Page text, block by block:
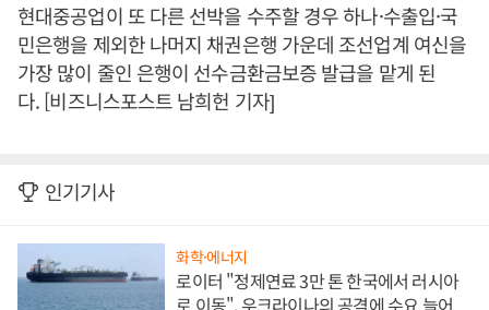
현대중공업이 또 다른 선박을 수주할 경우 하나·수출입·국
민은행을 제외한 나머지 채권은행 가운데 조선업계 여신을
가장 많이 줄인 은행이 선수금환금보증 발급을 맡게 된
다. [비즈니스포스트 남희헌 기자]
인기기사
화학·에너지
로이터 "정제연료 3만 톤 한국에서 러시아
로 이동", 우크라이나의 공격에 수요 늘어